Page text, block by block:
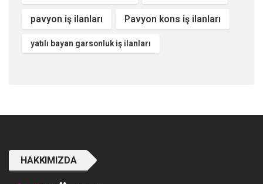
pavyon iş ilanları Pavyon kons iş ilanları
yatılı bayan garsonluk iş ilanları
HAKKIMIZDA